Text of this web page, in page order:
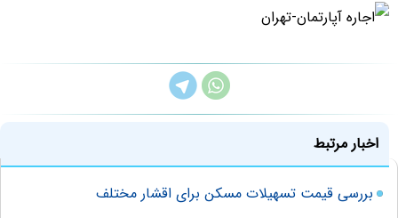
اخبار مرتبط
بررسی قیمت تسهیلات مسکن برای اقشار مختلف